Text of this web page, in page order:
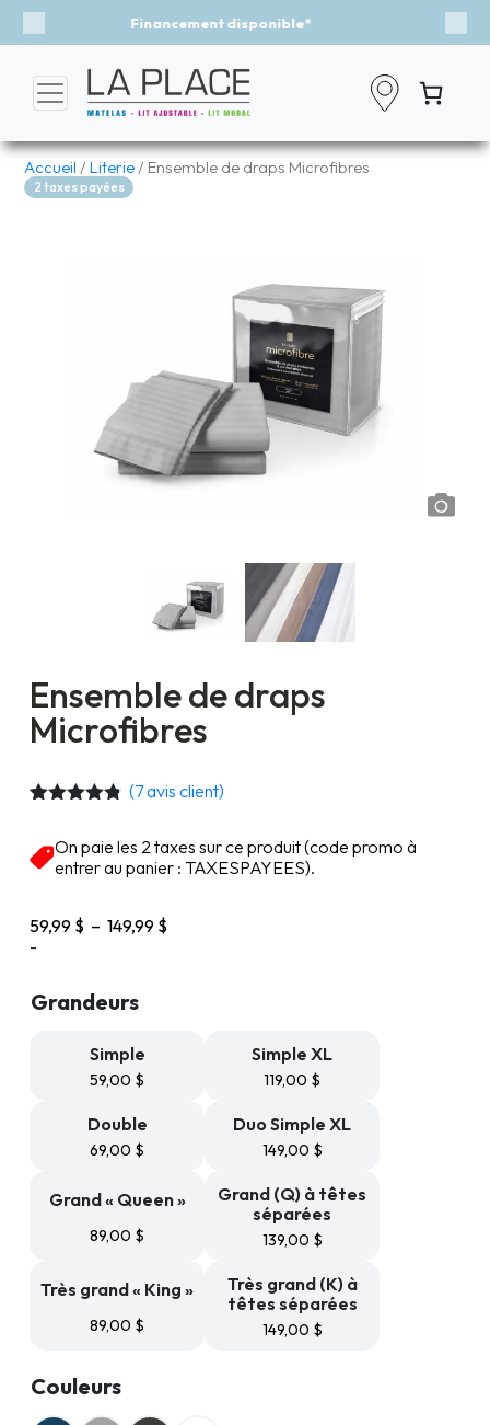
Événement - Un vent de fraîcheur
Previous
Accueil /Literie / Ensemble de draps Microfibres
2 taxes payées
Ensemble de draps
Microfibres
basé sur
notations
(7avis client)
On paie les 2 taxes sur ce produit (code promo à
entrer au panier : TAXESPAYEES).
59,99 $ – 149,99 $
-
Grandeurs
Simple
59,00 $
Simple XL
119,00 $
Double
69,00 $
Duo Simple XL
149,00 $
Grand « Queen »
89,00 $
Grand (Q) à têtes
séparées
139,00 $
Très grand « King »
89,00 $
Très grand (K) à
têtes séparées
149,00 $
Couleurs